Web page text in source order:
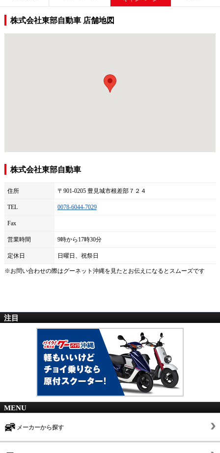
株式会社東部自動車 店舗地図
株式会社東部自動車
住所 〒901-0205 豊見城市根差部７２４
TEL 0078-6044-7029
Fax
営業時間 9時から17時30分
定休日 日曜日、祝祭日
※お問い合わせの際はグーネット沖縄を見たとお伝えになるとスムーズです
注目
MENU
メーカーから探す